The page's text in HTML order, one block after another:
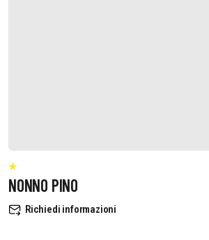
NONNO PINO
Richiedi informazioni